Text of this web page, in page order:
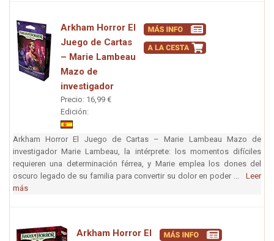
Arkham Horror El
Juego de Cartas
– Marie Lambeau
Mazo de
investigador
Precio: 16,99 €
Edición:
Arkham Horror El Juego de Cartas – Marie Lambeau Mazo de
investigador Marie Lambeau, la intérprete: los momentos difíciles
requieren una determinación férrea, y Marie emplea los dones del
oscuro legado de su familia para convertir su dolor en poder ... Leer
más
Arkham Horror El